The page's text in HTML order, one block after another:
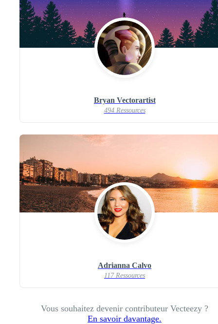
Bryan Vectorartist
494 Ressources
Adrianna Calvo
117 Ressources
Vous souhaitez devenir contributeur Vecteezy ?
En savoir davantage.